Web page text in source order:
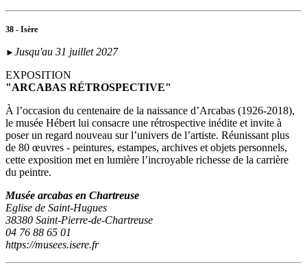
38 - Isère
► Jusqu'au 31 juillet 2027
EXPOSITION
"ARCABAS RÉTROSPECTIVE"
À l’occasion du centenaire de la naissance d’Arcabas (1926-2018),
le musée Hébert lui consacre une rétrospective inédite et invite à
poser un regard nouveau sur l’univers de l’artiste. Réunissant plus
de 80 œuvres - peintures, estampes, archives et objets personnels,
cette exposition met en lumière l’incroyable richesse de la carrière
du peintre.
Musée arcabas en Chartreuse
Eglise de Saint-Hugues
38380 Saint-Pierre-de-Chartreuse
04 76 88 65 01
https://musees.isere.fr